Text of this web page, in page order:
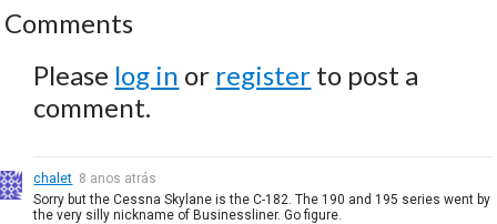
Comments
Please log in or register to post a
comment.
chalet 8 anos atrás
Sorry but the Cessna Skylane is the C-182. The 190 and 195 series went by
the very silly nickname of Businessliner. Go figure.